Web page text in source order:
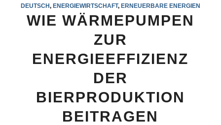
DEUTSCH, ENERGIEWIRTSCHAFT, ERNEUERBARE ENERGIEN
WIE WÄRMEPUMPEN
ZUR
ENERGIEEFFIZIENZ
DER
BIERPRODUKTION
BEITRAGEN